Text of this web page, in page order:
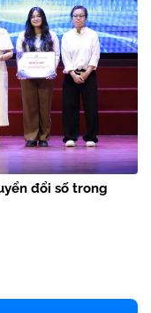
đổi số trong